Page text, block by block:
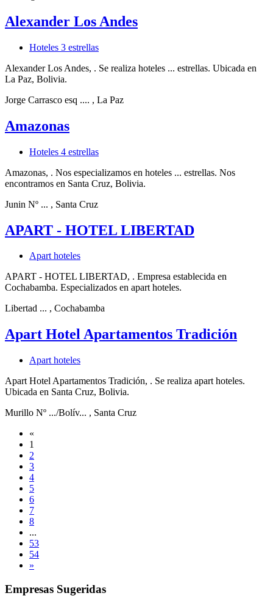
Alexander Los Andes
Hoteles 3 estrellas
Alexander Los Andes, . Se realiza hoteles ... estrellas. Ubicada en
La Paz, Bolivia.
Jorge Carrasco esq .... , La Paz
Amazonas
Hoteles 4 estrellas
Amazonas, . Nos especializamos en hoteles ... estrellas. Nos
encontramos en Santa Cruz, Bolivia.
Junin Nº ... , Santa Cruz
APART - HOTEL LIBERTAD
Apart hoteles
APART - HOTEL LIBERTAD, . Empresa establecida en
Cochabamba. Especializados en apart hoteles.
Libertad ... , Cochabamba
Apart Hotel Apartamentos Tradición
Apart hoteles
Apart Hotel Apartamentos Tradición, . Se realiza apart hoteles.
Ubicada en Santa Cruz, Bolivia.
Murillo Nº .../Bolív... , Santa Cruz
«
1
2
3
4
5
6
7
8
...
53
54
»
Empresas Sugeridas